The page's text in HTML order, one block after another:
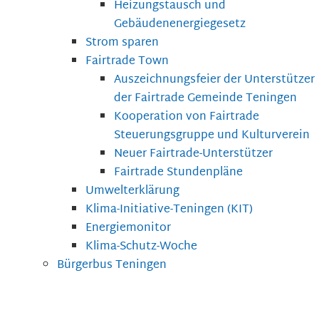
Heizungstausch und
Gebäudenenergiegesetz
Strom sparen
Fairtrade Town
Auszeichnungsfeier der Unterstützer
der Fairtrade Gemeinde Teningen
Kooperation von Fairtrade
Steuerungsgruppe und Kulturverein
Neuer Fairtrade-Unterstützer
Fairtrade Stundenpläne
Umwelterklärung
Klima-Initiative-Teningen (KIT)
Energiemonitor
Klima-Schutz-Woche
Bürgerbus Teningen